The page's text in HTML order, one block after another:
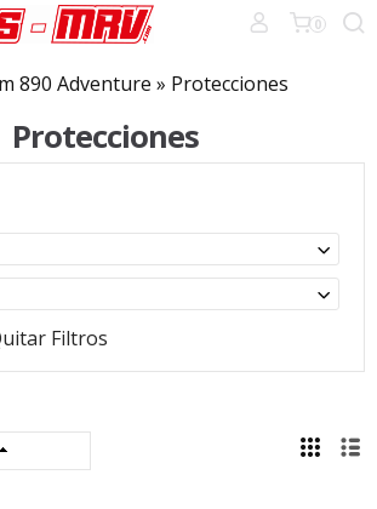
0
890 Adventure » Protecciones
Protecciones
Filtros